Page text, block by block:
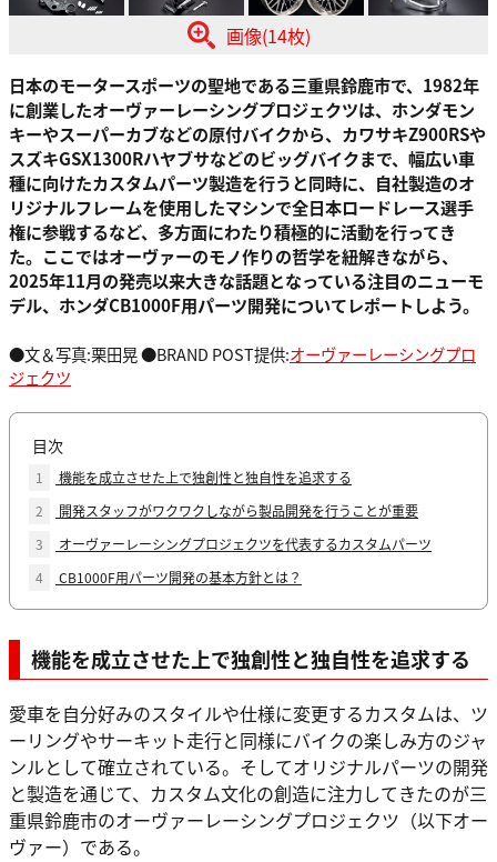
画像(14枚)
日本のモータースポーツの聖地である三重県鈴鹿市で、1982年
に創業したオーヴァーレーシングプロジェクツは、ホンダモン
キーやスーパーカブなどの原付バイクから、カワサキZ900RSや
スズキGSX1300Rハヤブサなどのビッグバイクまで、幅広い車
種に向けたカスタムパーツ製造を行うと同時に、自社製造のオ
リジナルフレームを使用したマシンで全日本ロードレース選手
権に参戦するなど、多方面にわたり積極的に活動を行ってき
た。ここではオーヴァーのモノ作りの哲学を紐解きながら、
2025年11月の発売以来大きな話題となっている注目のニューモ
デル、ホンダCB1000F用パーツ開発についてレポートしよう。
●文＆写真:栗田晃 ●BRAND POST提供:オーヴァーレーシングプロ
ジェクツ
目次
1
機能を成立させた上で独創性と独自性を追求する
2
開発スタッフがワクワクしながら製品開発を行うことが重要
3
オーヴァーレーシングプロジェクツを代表するカスタムパーツ
4
CB1000F用パーツ開発の基本方針とは？
機能を成立させた上で独創性と独自性を追求する
愛車を自分好みのスタイルや仕様に変更するカスタムは、ツ
ーリングやサーキット走行と同様にバイクの楽しみ方のジャ
ンルとして確立されている。そしてオリジナルパーツの開発
と製造を通じて、カスタム文化の創造に注力してきたのが三
重県鈴鹿市のオーヴァーレーシングプロジェクツ（以下オー
ヴァー）である。